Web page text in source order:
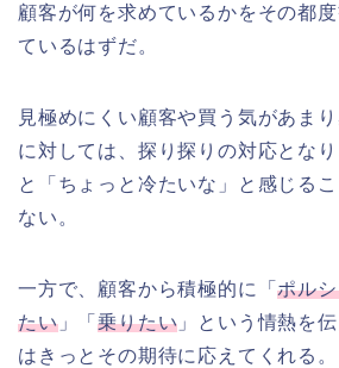
顧客が何を求めているかをその都
ているはずだ。
見極めにくい顧客や買う気があま
に対しては、探り探りの対応とな
と「ちょっと冷たいな」と感じる
ない。
一方で、顧客から積極的に「ポル
たい」「乗りたい 」という情熱を
はきっとその期待に応えてくれる。